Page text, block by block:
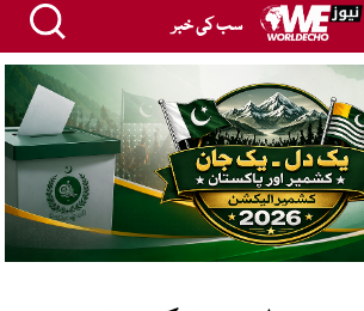
سب کی خبر